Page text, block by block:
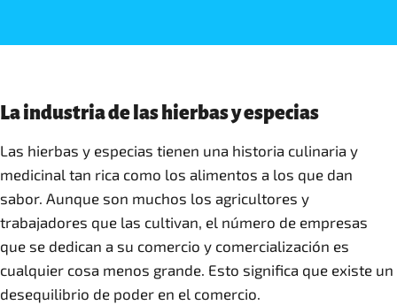
La industria de las hierbas y especias
Las hierbas y especias tienen una historia culinaria y
medicinal tan rica como los alimentos a los que dan
sabor. Aunque son muchos los agricultores y
trabajadores que las cultivan, el número de empresas
que se dedican a su comercio y comercialización es
cualquier cosa menos grande. Esto significa que existe un
desequilibrio de poder en el comercio.